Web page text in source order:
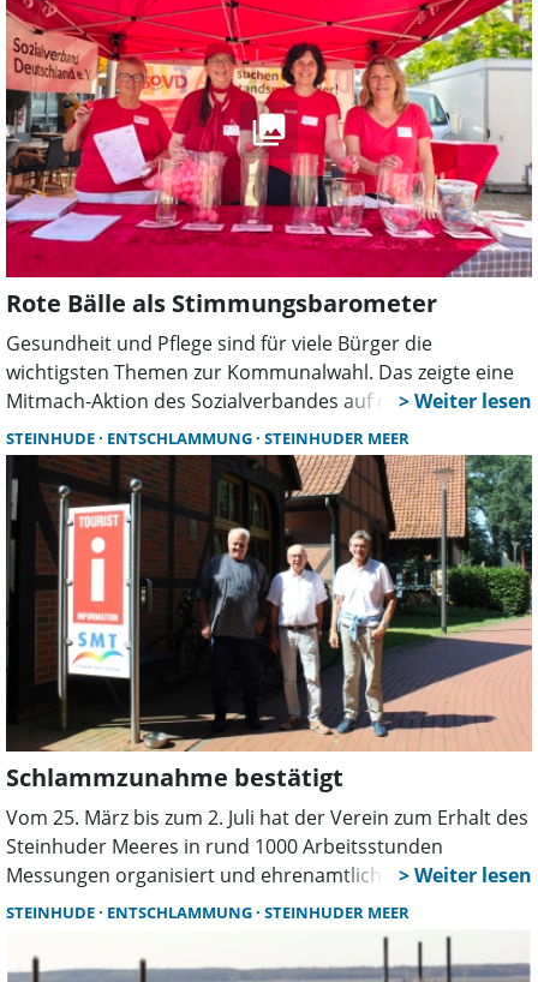
Kunstscheune stellt sie zum ersten Mal aus.
Rote Bälle als Stimmungsbarometer
Gesundheit und Pflege sind für viele Bürger die
wichtigsten Themen zur Kommunalwahl. Das zeigte eine
Mitmach-Aktion des Sozialverbandes auf dem Wunstorfer
Marktplatz. Mit roten Bällen stimmten Besucher über ihre
politischen Prioritäten ab und suchten das Gespräch mit
den Ehrenamtlichen.
STEINHUDE ENTSCHLAMMUNG STEINHUDER MEER
Schlammzunahme bestätigt
Vom 25. März bis zum 2. Juli hat der Verein zum Erhalt des
Steinhuder Meeres in rund 1000 Arbeitsstunden
Messungen organisiert und ehrenamtlich durchgeführt.
Nun wurden die Ergebnisse vorgestellt.
STEINHUDE ENTSCHLAMMUNG STEINHUDER MEER